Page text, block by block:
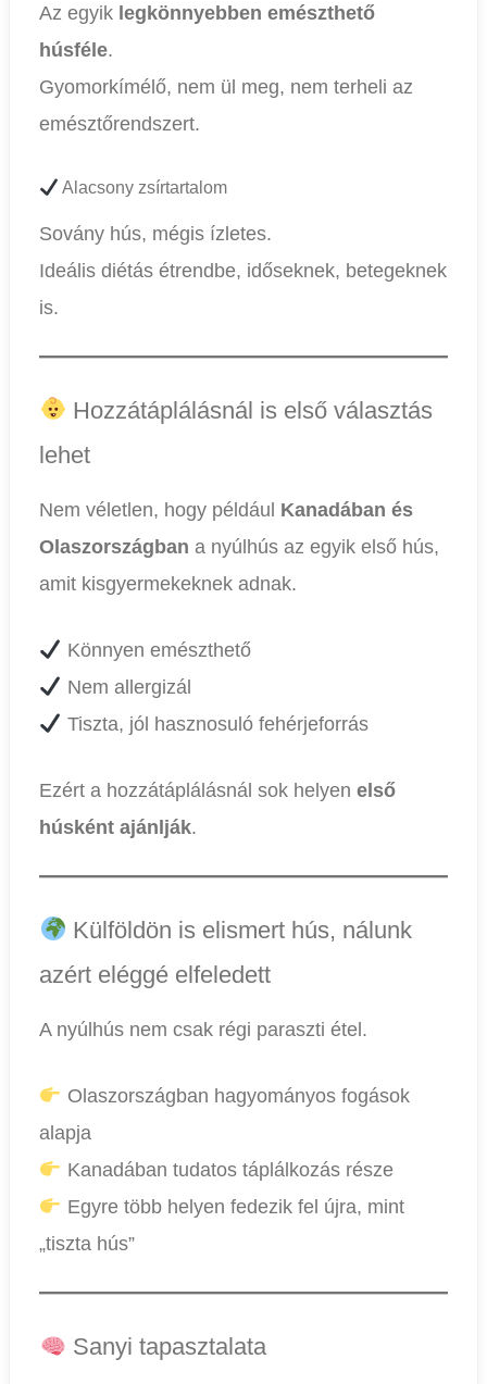
Az egyik legkönnyebben emészthető
húsféle.
Gyomorkímélő, nem ül meg, nem terheli az
emésztőrendszert.
Alacsony zsírtartalom
Sovány hús, mégis ízletes.
Ideális diétás étrendbe, időseknek, betegeknek
is.
Hozzátáplálásnál is első választás
lehet
Nem véletlen, hogy például Kanadában és
Olaszországban a nyúlhús az egyik első hús,
amit kisgyermekeknek adnak.
Könnyen emészthető
Nem allergizál
Tiszta, jól hasznosuló fehérjeforrás
Ezért a hozzátáplálásnál sok helyen első
húsként ajánlják.
Külföldön is elismert hús, nálunk
azért eléggé elfeledett
A nyúlhús nem csak régi paraszti étel.
Olaszországban hagyományos fogások
alapja
Kanadában tudatos táplálkozás része
Egyre több helyen fedezik fel újra, mint
„tiszta hús”
Sanyi tapasztalata